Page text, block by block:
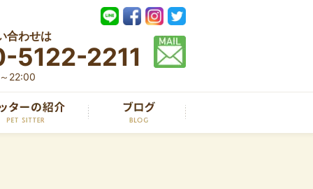
合わせは
5122-2211
22:00